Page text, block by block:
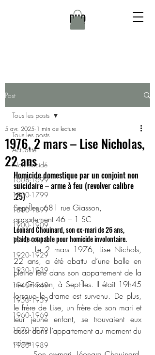
DHQ
Post
Tous les posts
Actualité
Non élucidé
1608-1699
1700-1799
1800-1899
1900-1909
1910-1919
1920-1929
1930-1939
1940-1949
1950-1959
1960-1969
1970-1979
1980-1989
Tous les posts
1976, 2 mars – Lise Nicholas,
22 ans
5 avr. 2025 1 min de lecture
Homicide domestique par un conjoint non
suicidaire – arme à feu (revolver calibre
.25)
Sept-Îles, 681 rue Giasson,
appartement 46 – 1 SC
Léonard Chouinard, son ex-mari de 26 ans,
plaide coupable pour homicide involontaire.
22 ans, a été abattu d’une balle en
pleine tête dans son appartement de la
rue Giasson, à Sept-Îles. Il était 19h45
lorsque le drame est survenu. De plus,
le frère de Lise, un frère de son mari et
leur jeune enfant, se trouvaient eux
aussi dans l’appartement au moment du
crime.